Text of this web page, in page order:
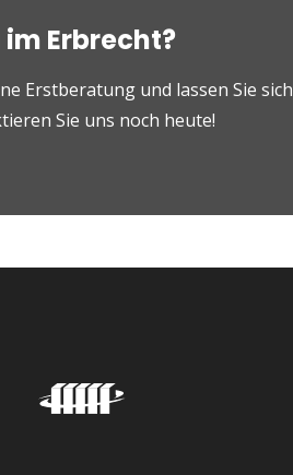
Erbrecht?
Erstberatung und lassen Sie sich
Sie uns noch heute!